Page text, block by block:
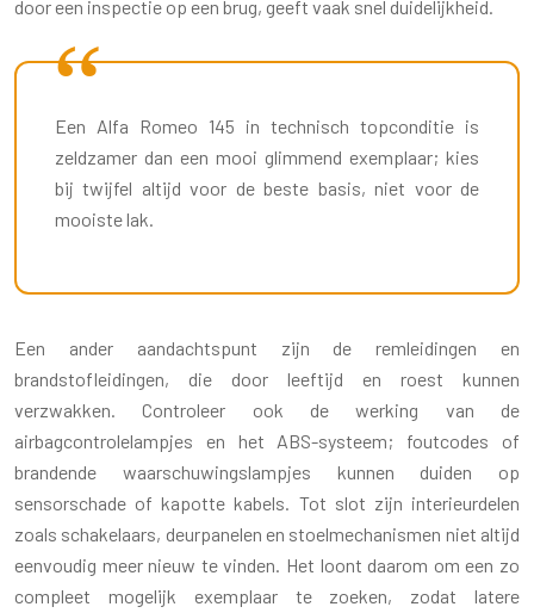
door een inspectie op een brug, geeft vaak snel duidelijkheid.
Een Alfa Romeo 145 in technisch topconditie is
zeldzamer dan een mooi glimmend exemplaar; kies
bij twijfel altijd voor de beste basis, niet voor de
mooiste lak.
Een ander aandachtspunt zijn de remleidingen en
brandstofleidingen, die door leeftijd en roest kunnen
verzwakken. Controleer ook de werking van de
airbagcontrolelampjes en het ABS-systeem; foutcodes of
brandende waarschuwingslampjes kunnen duiden op
sensorschade of kapotte kabels. Tot slot zijn interieurdelen
zoals schakelaars, deurpanelen en stoelmechanismen niet altijd
eenvoudig meer nieuw te vinden. Het loont daarom om een zo
compleet mogelijk exemplaar te zoeken, zodat latere